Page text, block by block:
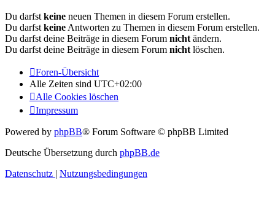
Du darfst keine neuen Themen in diesem Forum erstellen.
Du darfst keine Antworten zu Themen in diesem Forum erstellen.
Du darfst deine Beiträge in diesem Forum nicht ändern.
Du darfst deine Beiträge in diesem Forum nicht löschen.
Foren-Übersicht
Alle Zeiten sind UTC+02:00
Alle Cookies löschen
Impressum
Powered by phpBB® Forum Software © phpBB Limited
Deutsche Übersetzung durch phpBB.de
Datenschutz | Nutzungsbedingungen